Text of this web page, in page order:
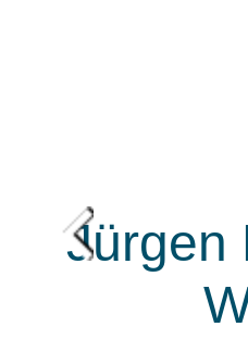
Jürgen